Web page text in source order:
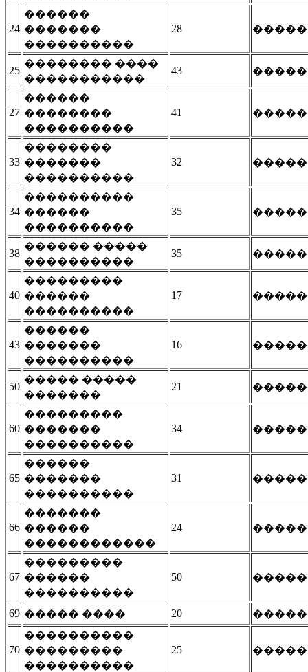
24
������
�������
����������
28
25
�������� ����
�����������
43
27
������
��������
����������
41
33
��������
�������
����������
32
34
����������
������
����������
35
38
������ �����
����������
35
40
���������
������
����������
17
43
������
�������
����������
16
50
����� �����
�������
21
60
���������
�������
����������
34
65
������
�������
����������
31
66
�������
������
������������
24
67
���������
������
����������
50
69 ����� ���� 20
70
����������
���������
����������
25